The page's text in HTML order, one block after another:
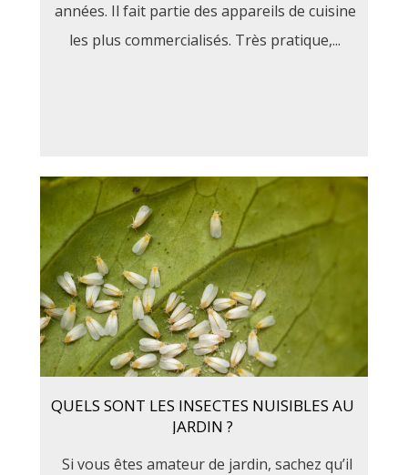
années. Il fait partie des appareils de cuisine
les plus commercialisés. Très pratique,...
QUELS SONT LES INSECTES NUISIBLES AU
JARDIN ?
Si vous êtes amateur de jardin, sachez qu’il